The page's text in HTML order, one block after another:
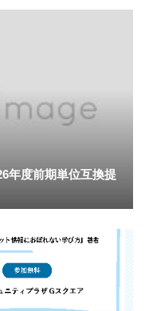
年度前期単位互換提